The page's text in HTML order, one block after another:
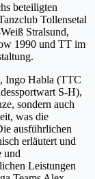
beteiligten
Tollensetal
Stralsund,
1990 und TT im
Ingo Habla (TTC
S-H),
sondern auch
was die
ausführlichen
erläutert und
und
Leistungen